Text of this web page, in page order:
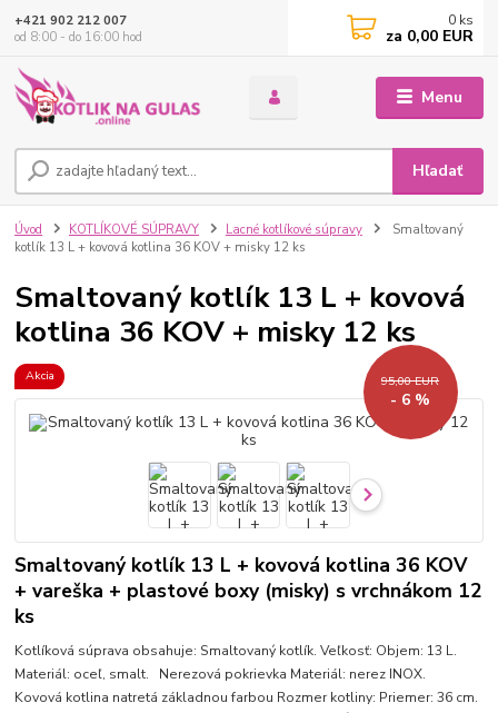
Menu
Hľadať
+421 902 212 007
od 8:00 - do 16:00 hod
0 ks
za 0,00 EUR
Úvod KOTLÍKOVÉ SÚPRAVY Lacné kotlíkové súpravy
Smaltovaný
kotlík 13 L + kovová kotlina 36 KOV + misky 12 ks
Smaltovaný kotlík 13 L + kovová
kotlina 36 KOV + misky 12 ks
Akcia 95,00 EUR
- 6 %
Smaltovaný kotlík 13 L + kovová kotlina 36 KOV
+ vareška + plastové boxy (misky) s vrchnákom 12
ks
Kotlíková súprava obsahuje: Smaltovaný kotlík. Veľkosť: Objem: 13 L.
Materiál: oceľ, smalt. Nerezová pokrievka Materiál: nerez INOX.
Kovová kotlina natretá základnou farbou Rozmer kotliny: Priemer: 36 cm.